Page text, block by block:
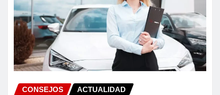
CONSEJOS ACTUALIDAD